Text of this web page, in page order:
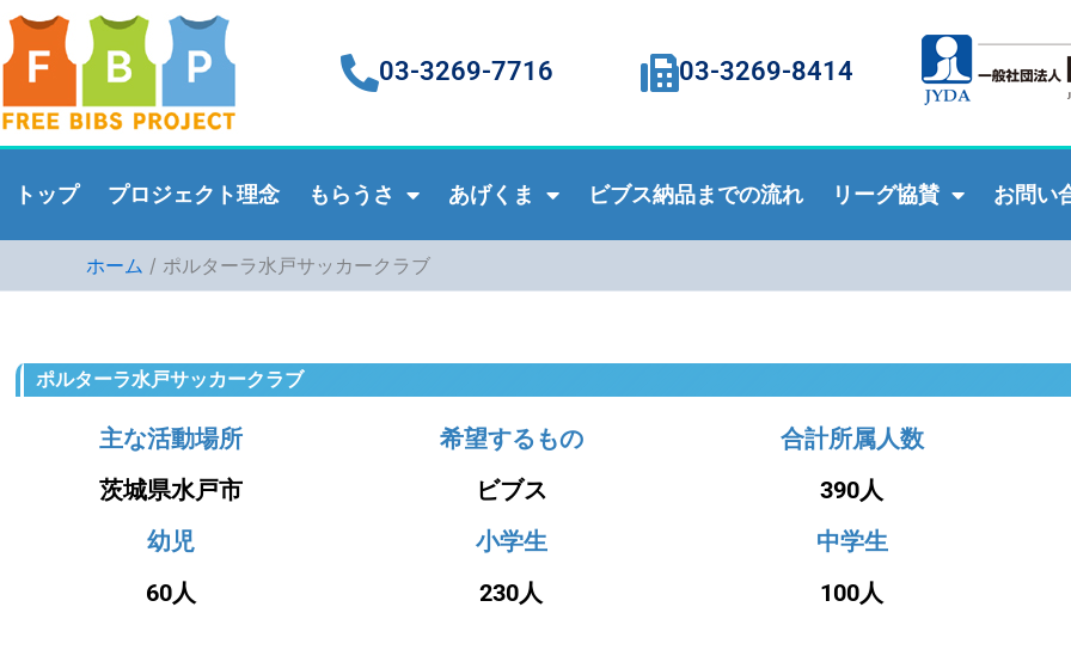
内
容
ス
03-3269-7716 03-3269-8414
トップ プロジェクト理念 もらうさ あげくま ビブス納品までの流れ リーグ協賛 お問い
ホーム ポルターラ水戸サッカークラブ
ポルターラ水戸サッカークラブ
主な活動場所
茨城県水戸市
希望するもの
ビブス
合計所属人数
390人
幼児
60人
小学生
230人
中学生
100人